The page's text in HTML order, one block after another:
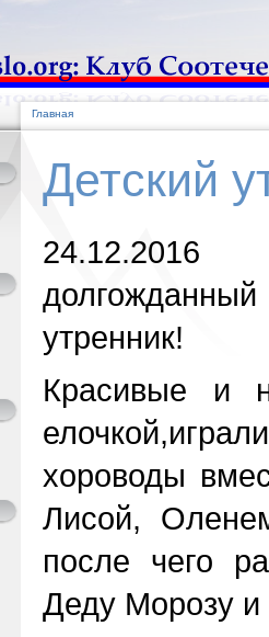
Главная
Детский
утренник!
Красивые и
хороводы
Лисой,
после чего
Деду Морозу и